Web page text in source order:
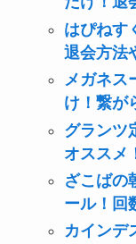
はぴねす
退会方法
メガネス
け！繋が
グランツ
オススメ
ざこばの
ール！回
カインデ